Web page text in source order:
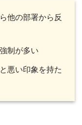
他の部署から反
制が多い
悪い印象を持た